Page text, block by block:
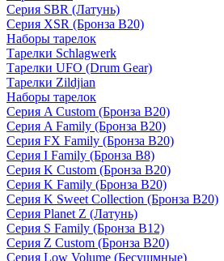
Серия SBR (Латунь)
Серия XSR (Бронза B20)
Наборы тарелок
Тарелки Schlagwerk
Тарелки UFO (Drum Gear)
Тарелки Zildjian
Наборы тарелок
Серия A Custom (Бронза B20)
Серия A Family (Бронза B20)
Серия FX Family (Бронза B20)
Серия I Family (Бронза B8)
Серия K Custom (Бронза B20)
Серия K Family (Бронза B20)
Серия K Sweet Collection (Бронза B20)
Серия Planet Z (Латунь)
Серия S Family (Бронза B12)
Серия Z Custom (Бронза B20)
Серия Low Volume (Бесушмные)